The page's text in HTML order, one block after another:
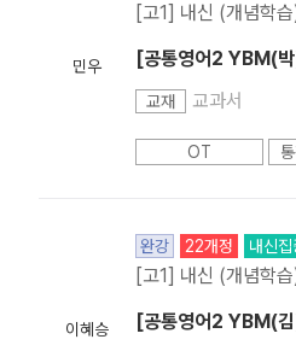
민우
[고1] 내신 (개념학
[공통영어2 YBM(
교재 교과서
OT
이혜승
완강 22개정 내신집
[고1] 내신 (개념학
[공통영어2 YBM(